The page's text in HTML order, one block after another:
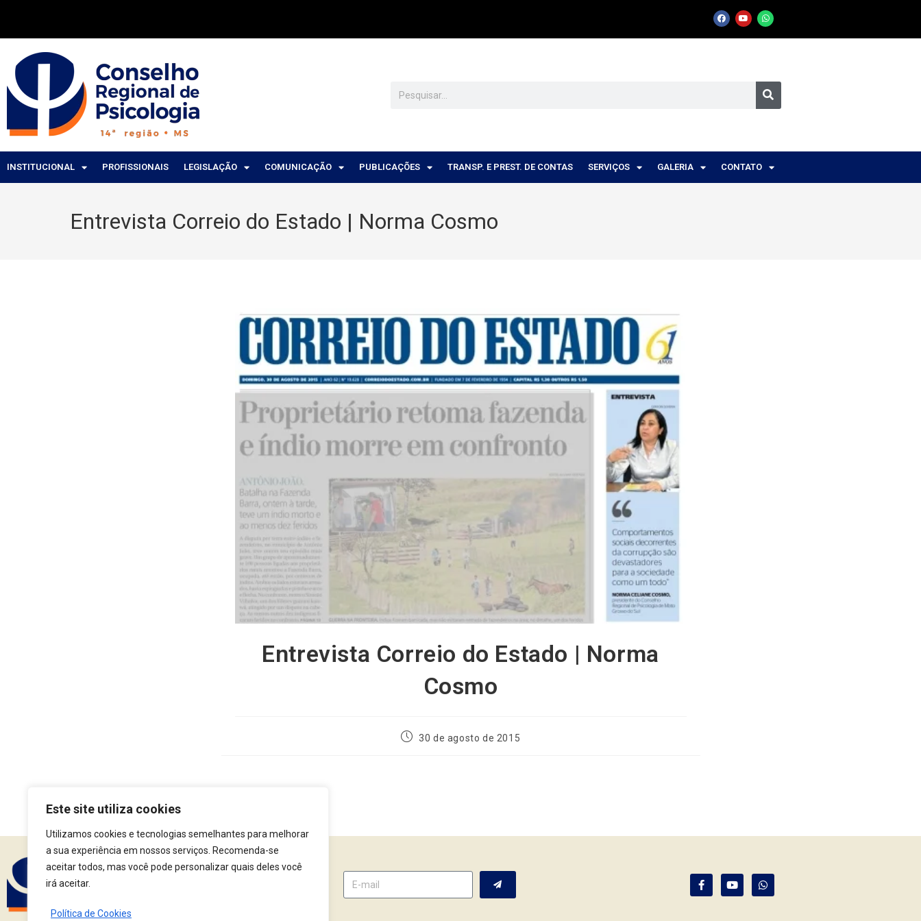
Este site utiliza cookies
Utilizamos cookies e tecnologias semelhantes para melhorar
a sua experiência em nossos serviços. Recomenda-se
aceitar todos, mas você pode personalizar quais deles você
irá aceitar.
Política de Cookies
INSTITUCIONAL PROFISSIONAIS LEGISLAÇÃO COMUNICAÇÃO PUBLICAÇÕES TRANSP. E PREST. DE CONTAS SERVIÇOS GALERIA CONTATO
Entrevista Correio do Estado | Norma Cosmo
Entrevista Correio do Estado | Norma
Cosmo
30 de agosto de 2015